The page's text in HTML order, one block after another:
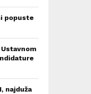
popuste
najduža